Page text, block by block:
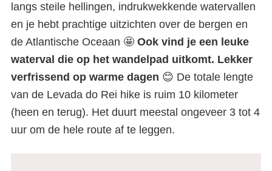
langs steile hellingen, indrukwekkende watervallen
en je hebt prachtige uitzichten over de bergen en
de Atlantische Oceaan 🤩 Ook vind je een leuke
waterval die op het wandelpad uitkomt. Lekker
verfrissend op warme dagen 😊 De totale lengte
van de Levada do Rei hike is ruim 10 kilometer
(heen en terug). Het duurt meestal ongeveer 3 tot 4
uur om de hele route af te leggen.